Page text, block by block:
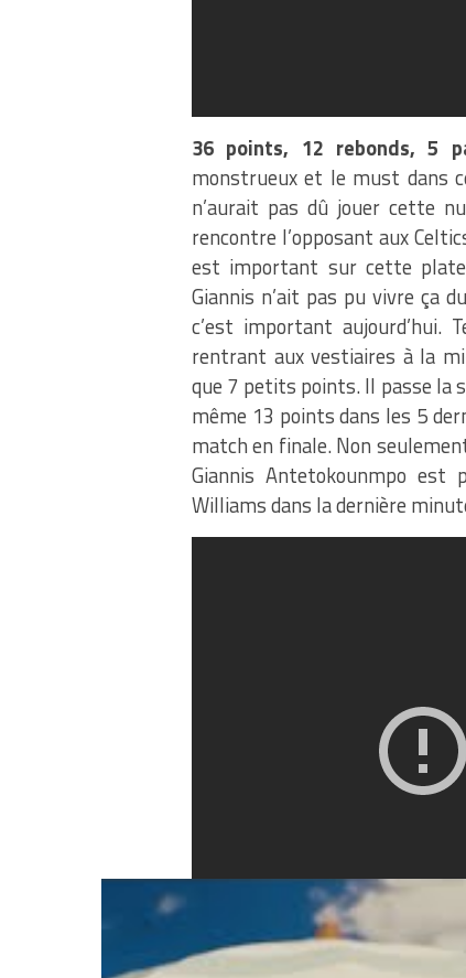
36 points, 12 rebonds, 5
monstrueux et le must dans
n’aurait pas dû jouer cette
rencontre l’opposant aux
est important sur cette
Giannis n’ait pas pu vivre ça
c’est important aujourd’hui.
rentrant aux vestiaires à la
que 7 petits points. Il passe la
même 13 points dans les 5
match en finale. Non
Giannis Antetokounmpo
Williams dans la dernière